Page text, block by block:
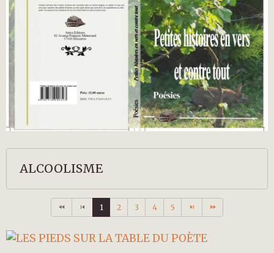
ALCOOLISME
1 2 3 4 5